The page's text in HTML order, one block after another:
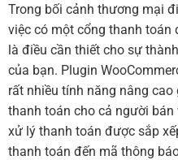
Trong bối cảnh thương mại
việc có một cổng thanh toán
là điều cần thiết cho sự
của bạn. Plugin
rất nhiều tính năng nâng
thanh toán cho cả người
xử lý thanh toán được sắp
thanh toán đến mã thông